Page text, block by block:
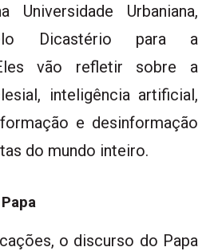
Universidade Urbaniana,
Dicastério para a
vão refletir sobre a
inteligência artificial,
e desinformação
do mundo inteiro.
o discurso do Papa